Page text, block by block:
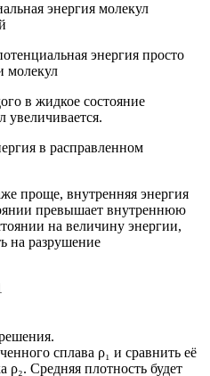
энергия молекул
энергия просто
молекул
в жидкое состояние
увеличивается.
в расправленном
проще, внутренняя энергия
превышает внутреннюю
на величину энергии,
на разрушение
сплава ρ₁ и сравнить её
ρ₂. Средняя плотность будет